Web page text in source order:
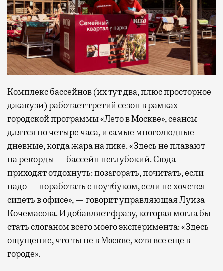
Комплекс бассейнов (их тут два, плюс просторное
джакузи) работает третий сезон в рамках
городской программы «Лето в Москве», сеансы
длятся по четыре часа, и самые многолюдные —
дневные, когда жара на пике. «Здесь не плавают
на рекорды — бассейн неглубокий. Сюда
приходят отдохнуть: позагорать, почитать, если
надо — поработать с ноутбуком, если не хочется
сидеть в офисе», — говорит управляющая Луиза
Кочемасова. И добавляет фразу, которая могла бы
стать слоганом всего моего эксперимента: «Здесь
ощущение, что ты не в Москве, хотя все еще в
городе».